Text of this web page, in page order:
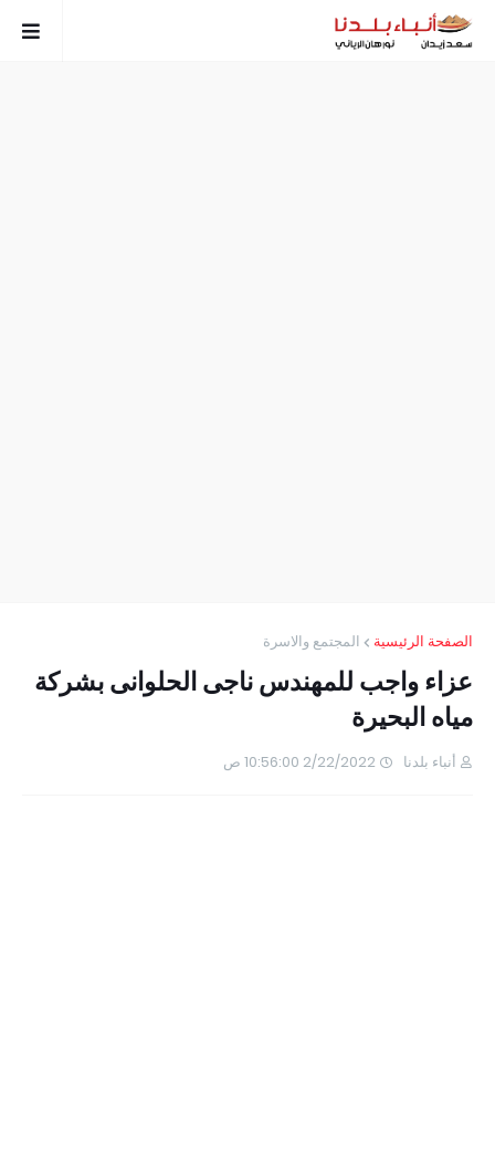
الصفحة الرئيسية المجتمع والاسرة
عزاء واجب للمهندس ناجى الحلوانى بشركة
مياه البحيرة
أنباء بلدنا 2/22/2022 10:56:00 ص